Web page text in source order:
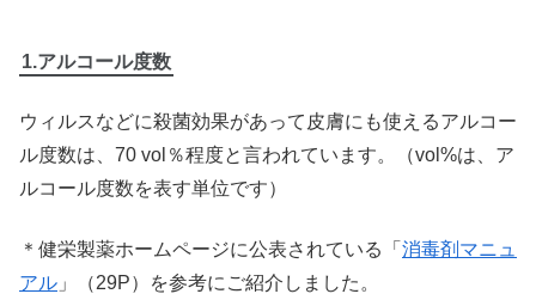
1.アルコール度数
ウィルスなどに殺菌効果があって皮膚にも使えるアルコー
ル度数は、70 vol％程度と言われています。（vol%は、ア
ルコール度数を表す単位です）
＊健栄製薬ホームページに公表されている「 消毒剤マニュ
アル 」（29P）を参考にご紹介しました。